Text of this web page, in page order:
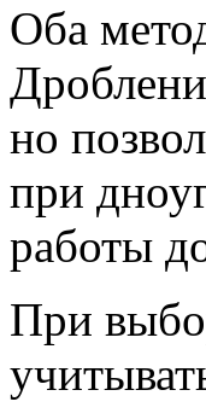
Оба
но
при
работы
При